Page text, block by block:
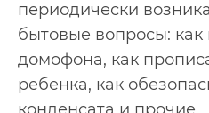
периодически
бытовые вопросы: как
домофона, как
ребенка, как